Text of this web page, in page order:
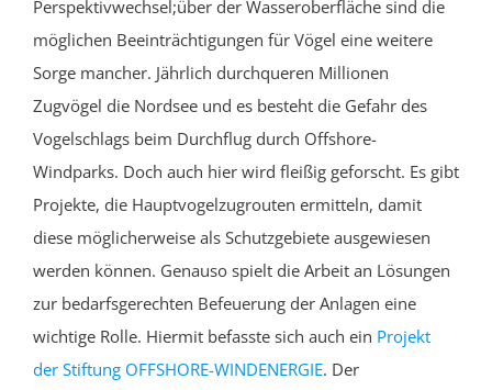
Perspektivwechsel;über der Wasseroberfläche sind die
möglichen Beeinträchtigungen für Vögel eine weitere
Sorge mancher. Jährlich durchqueren Millionen
Zugvögel die Nordsee und es besteht die Gefahr des
Vogelschlags beim Durchflug durch Offshore-
Windparks. Doch auch hier wird fleißig geforscht. Es gibt
Projekte, die Hauptvogelzugrouten ermitteln, damit
diese möglicherweise als Schutzgebiete ausgewiesen
werden können. Genauso spielt die Arbeit an Lösungen
zur bedarfsgerechten Befeuerung der Anlagen eine
wichtige Rolle. Hiermit befasste sich auch ein Projekt
der Stiftung OFFSHORE-WINDENERGIE. Der